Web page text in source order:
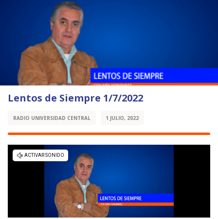
Lentos de Siempre 1/7/2022
RADIO UNIVERSIDAD CENTRAL 1 JULIO, 2022